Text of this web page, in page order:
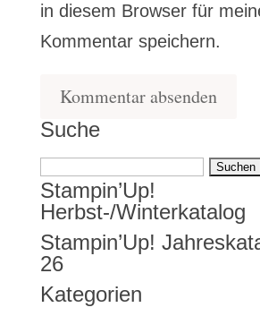
in diesem Browser für
Kommentar speichern.
Suche
Suchen
nach:
Stampin’Up!
Herbst-/Winterkatalog
Stampin’Up!
26
Kategorien